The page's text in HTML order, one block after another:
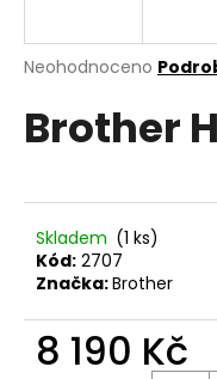
Průměrné
produktu
je
5
hvězdiček.
Neohodnoceno
Brother
Skladem (1 ks)
Kód: 2707
Značka:Brother
8 190 Kč
j
t
?